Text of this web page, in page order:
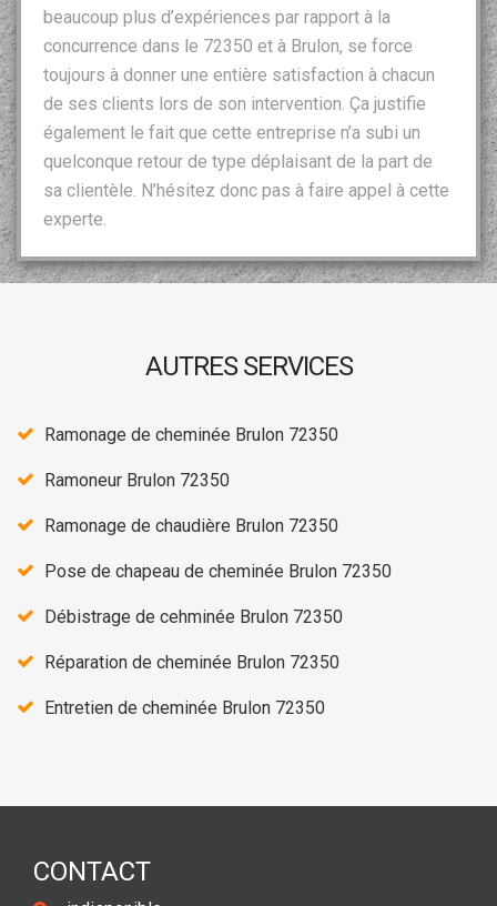
beaucoup plus d’expériences par rapport à la
concurrence dans le 72350 et à Brulon, se force
toujours à donner une entière satisfaction à chacun
de ses clients lors de son intervention. Ça justifie
également le fait que cette entreprise n’a subi un
quelconque retour de type déplaisant de la part de
sa clientèle. N’hésitez donc pas à faire appel à cette
experte.
AUTRES SERVICES
Ramonage de cheminée Brulon 72350
Ramoneur Brulon 72350
Ramonage de chaudière Brulon 72350
Pose de chapeau de cheminée Brulon 72350
Débistrage de cehminée Brulon 72350
Réparation de cheminée Brulon 72350
Entretien de cheminée Brulon 72350
CONTACT